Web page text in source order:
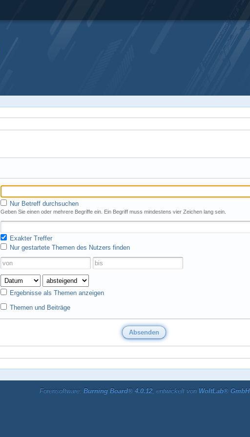
Nur Betreff durchsuchen
Geben Sie einen oder mehrere Begriffe ein. Ein Begriff muss mindestens vier Zeichen lang sein.
Exakter Treffer
Nur gestartete Themen des Nutzers finden
Ergebnisse als Themen anzeigen
Themen und Beiträge
Forensoftware: Burning Board® 4.0.12, entwickelt von WoltLab® GmbH